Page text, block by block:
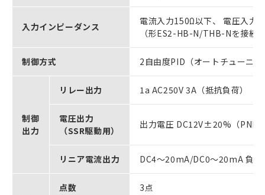
入力インピーダンス
電流入力150Ω以下、 電圧入力
（形ES2-HB-N/THB-Nを接続
制御方式 2自由度PID（オートチューニ
制御
出力
リレー出力 1a AC250V 3A（抵抗負荷）
電圧出力
（SSR駆動用）
出力電圧 DC12V±20%（PNP
リニア電流出力 DC4～20mA/DC0～20mA 負
点数 3点